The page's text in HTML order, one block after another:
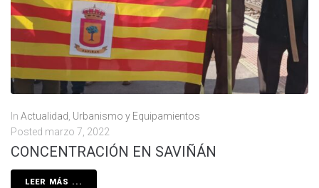
In Actualidad Urbanismo y Equipamientos
Posted marzo 7, 2022
CONCENTRACIÓN EN SAVIÑÁN
LEER MÁS ...